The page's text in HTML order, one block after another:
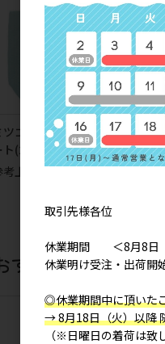
ツゴノシマダ ファスナー付
ト(2枚入り)
上代
1,400円
すすめ商品
取引先様各位
休業期間 ＜8月8日（
休業明け受注・出荷
◎休業期間中に頂いた
→ 8月18日（火）以降
（※日曜日の着荷は致